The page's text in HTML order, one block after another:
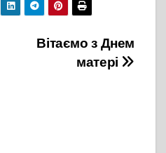
Вітаємо з Днем
матері